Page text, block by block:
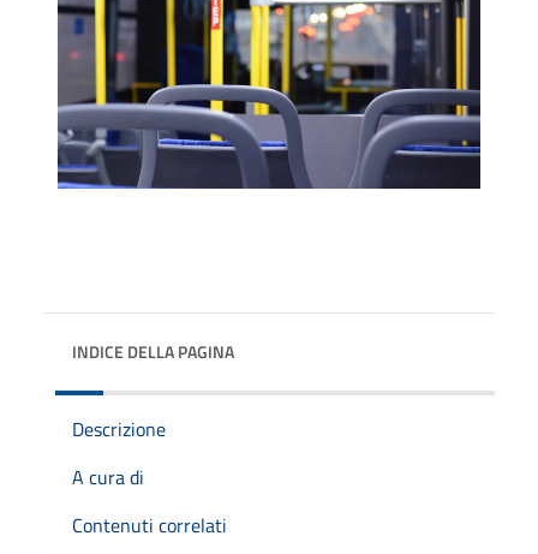
INDICE DELLA PAGINA
Descrizione
A cura di
Contenuti correlati